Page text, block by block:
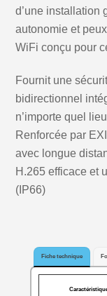
d’une installation
autonomie et
WiFi conçu pour
Fournit une
bidirectionnel
n’importe quel
Renforcée par
avec longue
H.265 efficace et
(IP66)
Fiche technique